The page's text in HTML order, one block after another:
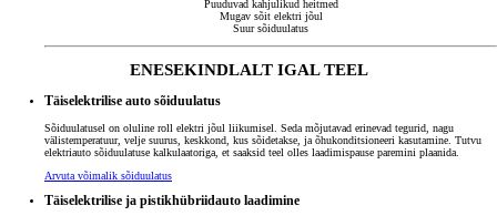
Puuduvad kahjulikud heitmed
Mugav sõit elektri jõul
Suur sõiduulatus
ENESEKINDLALT IGAL TEEL
Täiselektrilise auto sõiduulatus
Sõiduulatusel on oluline roll elektri jõul liikumisel. Seda mõjutavad erinevad tegurid, nagu
välistemperatuur, velje suurus, keskkond, kus sõidetakse, ja õhukonditsioneeri kasutamine. Tutvu
elektriauto sõiduulatuse kalkulaatoriga, et saaksid teel olles laadimispause paremini plaanida.
Arvuta võimalik sõiduulatus
Täiselektrilise ja pistikhübriidauto laadimine